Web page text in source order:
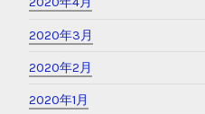
2020年3月
2020年2月
2020年1月